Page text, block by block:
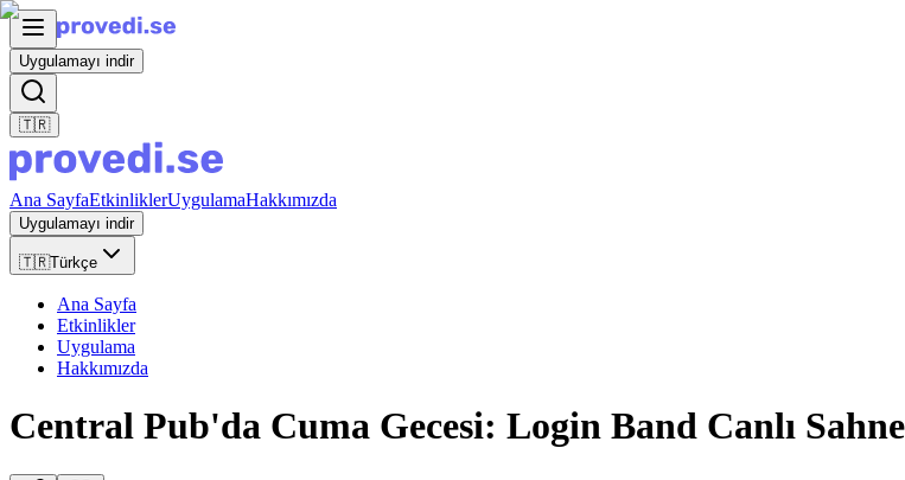
Uygulamayı indir
🇹🇷
Ana SayfaEtkinliklerUygulamaHakkımızda
Uygulamayı indir
🇹🇷Türkçe
Ana Sayfa
Etkinlikler
Uygulama
Hakkımızda
Central Pub'da Cuma Gecesi: Login Band Canlı